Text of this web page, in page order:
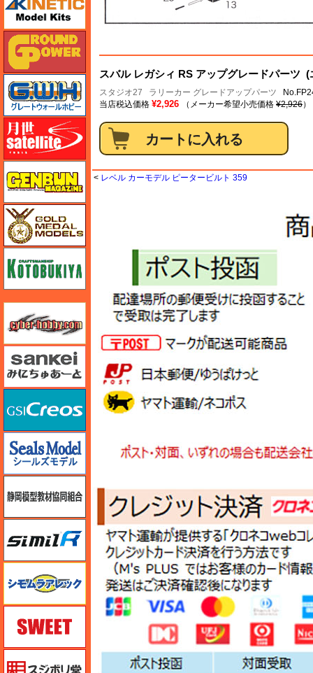
スバル レガシィ RS アップグレードパーツ (
スタジオ27 ラリーカー グレードアップパーツ
当店税込価格 ¥2,926 （メーカー希望小売価格 ¥2,926）
< レベル カーモデル ピータービルト 359
グレートウォールホビー
月世 サテライトツールス
サイバーホビー
さんけい みにちゅあーと
GSIクレオス
シミラー（similR）
シモムラアレック
スイート（SWEET）
スジボリ堂